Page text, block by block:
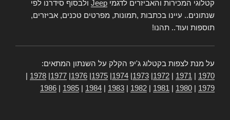
קטלוגי המכירות והאביזרים לדגמי Jeep ולבסוף סידרנו לפי
שנתונים.. עיינו בכתבות ,תמונות, מפרטים טכנים, אביזרים,
תוספות ועוד.. תהנו!
על מנת לצפות בקטלוג ג'יפ הקלק על השנתון המתאים:
1970
1971
1972
1973
1974
1975
1976
1977
1978
1979
1980
1981
1982
1983
1984
1985
1986